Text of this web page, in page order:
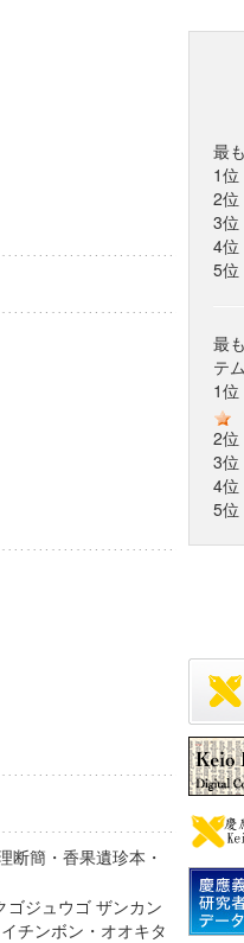
断簡・香果遺珍本・
ゴジュウゴ ザンカン
チンボン・オオキタ
最
1位
2位
3位
4位
5位
最
テム
1位
2位
3位
4位
5位